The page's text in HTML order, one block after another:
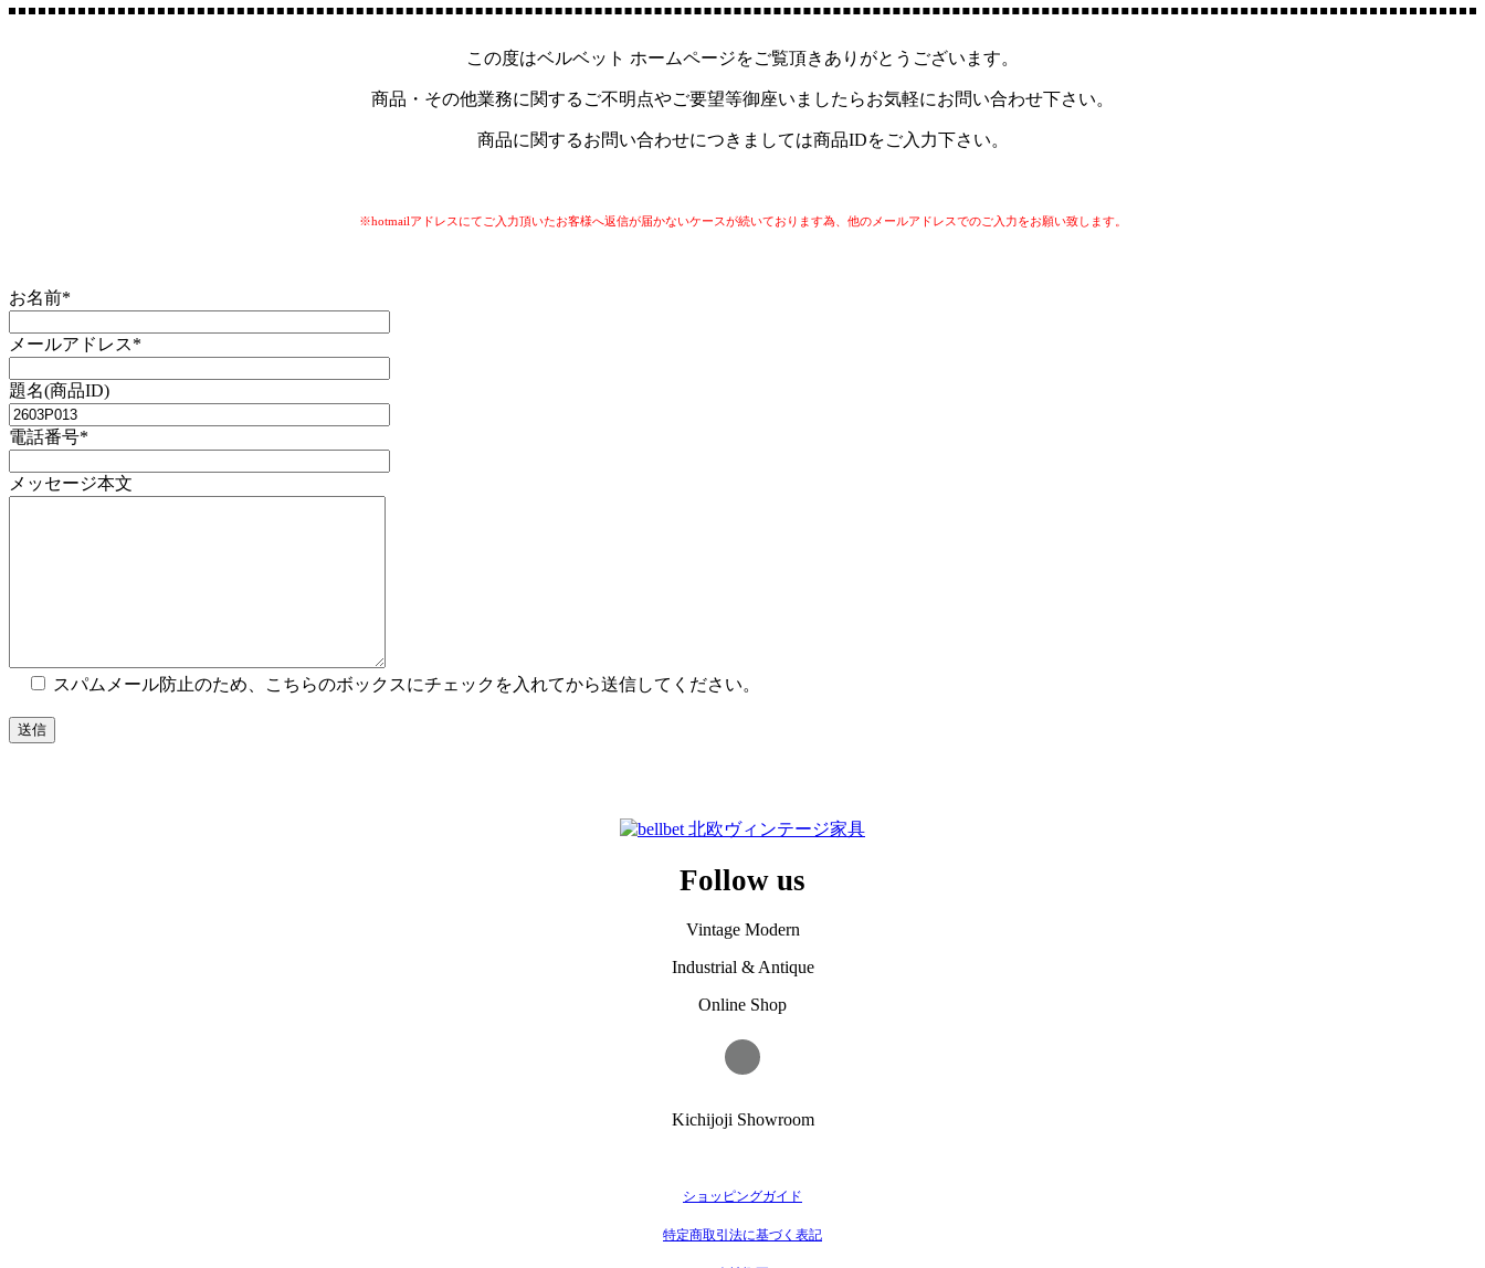
この度はベルベット ホームページをご覧頂きありがとうございます。
商品・その他業務に関するご不明点やご要望等御座いましたらお気軽にお問い合わせ下さい。
商品に関するお問い合わせにつきましては商品IDをご入力下さい。
※hotmailアドレスにてご入力頂いたお客様へ返信が届かないケースが続いております為、他のメールアドレスでのご入力をお願い致します。
お名前*
メールアドレス*
題名(商品ID)
電話番号*
メッセージ本文
スパムメール防止のため、こちらのボックスにチェックを入れてから送信してください。
Follow us
Vintage Modern
Industrial & Antique
Online Shop
Kichijoji Showroom
ショッピングガイド
特定商取引法に基づく表記